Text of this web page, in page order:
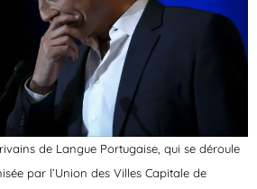
de Langue Portugaise, qui se déroule
par l’Union des Villes Capitale de